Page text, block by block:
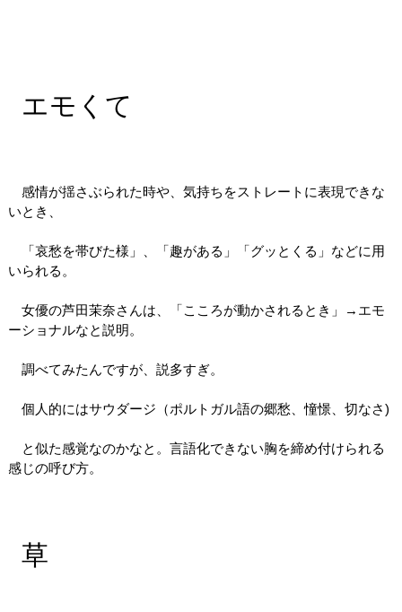
エモくて
感情が揺さぶられた時や、気持ちをストレートに表現できな
いとき、
「哀愁を帯びた様」、「趣がある」「グッとくる」などに用
いられる。
女優の芦田茉奈さんは、「こころが動かされるとき」→エモ
ーショナルなと説明。
調べてみたんですが、説多すぎ。
個人的にはサウダージ（ポルトガル語の郷愁、憧憬、切なさ)
と似た感覚なのかなと。言語化できない胸を締め付けられる
感じの呼び方。
草